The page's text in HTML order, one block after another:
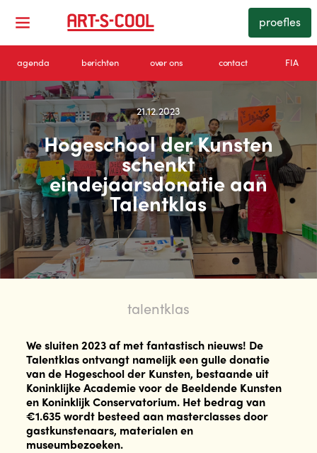
proefles
agenda berichten over ons contact FIA
21.12.2023
Hogeschool der Kunsten
schenkt
eindejaarsdonatie aan
Talentklas
talentklas
We sluiten 2023 af met fantastisch nieuws! De
Talentklas ontvangt namelijk een gulle donatie
van de Hogeschool der Kunsten, bestaande uit
Koninklijke Academie voor de Beeldende Kunsten
en Koninklijk Conservatorium. Het bedrag van
€1.635 wordt besteed aan masterclasses door
gastkunstenaars, materialen en
museumbezoeken.